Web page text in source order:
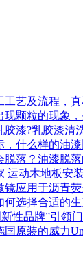
艺及流程，
颗粒的现象
漆?乳胶漆清
什么样的油漆
脱落？油漆脱
运动木地板安
应用于沥青荧
何选择合适的
性品牌”引领
原装的威力